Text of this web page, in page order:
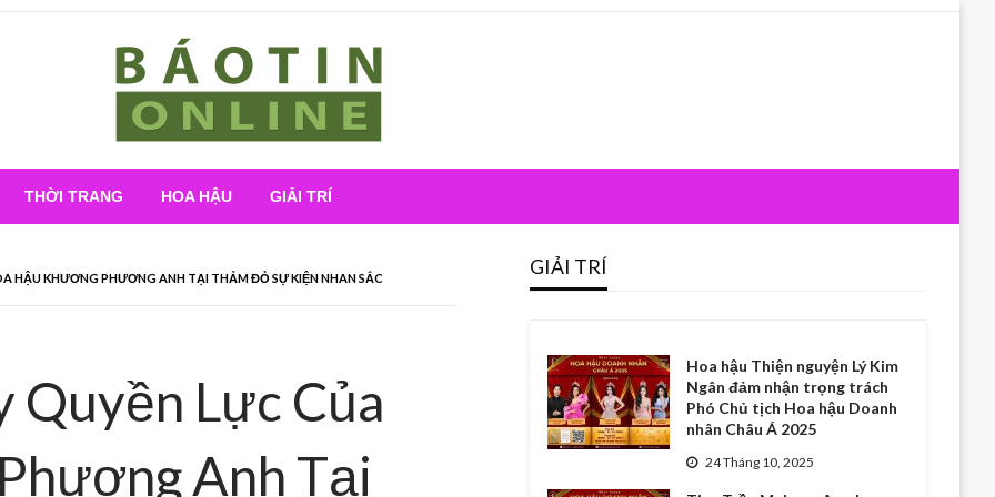
Báo Tin Online
THỜI TRANG HOA HẬU GIẢI TRÍ
HẬU KHƯƠNG PHƯƠNG ANH TẠI THẢM ĐỎ SỰ KIỆN NHAN SẮC
Quyền Lực Của
Anh Tại
GIẢI TRÍ
Hoa hậu Thiện nguyện Lý Kim
Ngân đảm nhận trọng trách
Phó Chủ tịch Hoa hậu Doanh
nhân Châu Á 2025
24 Tháng 10, 2025